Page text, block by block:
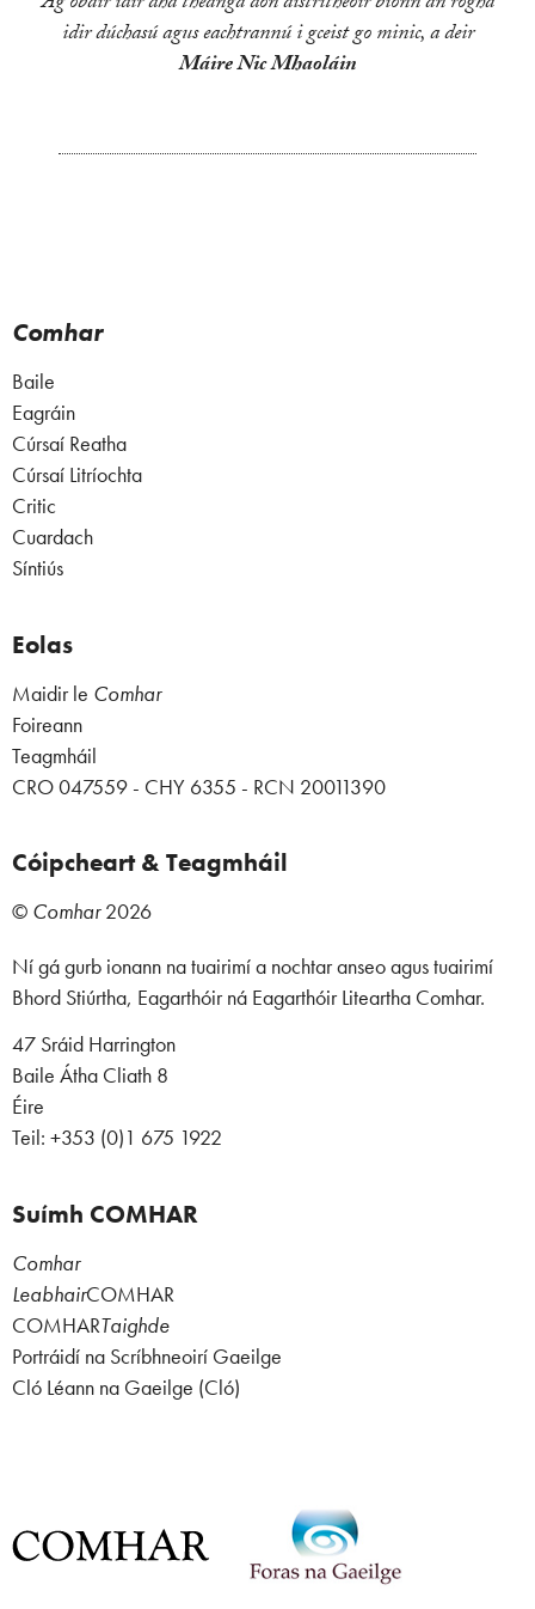
idir dúchasú agus eachtrannú i gceist go minic, a deir
Máire Nic Mhaoláin
Comhar
Baile
Eagráin
Cúrsaí Reatha
Cúrsaí Litríochta
Critic
Cuardach
Síntiús
Eolas
Maidir le Comhar
Foireann
Teagmháil
CRO 047559 - CHY 6355 - RCN 20011390
Cóipcheart & Teagmháil
© Comhar2026
Ní gá gurb ionann na tuairimí a nochtar anseo agus tuairimí
Bhord Stiúrtha, Eagarthóir ná Eagarthóir Liteartha Comhar.
47 Sráid Harrington
Baile Átha Cliath 8
Éire
Teil: +353 (0)1 675 1922
Suímh COMHAR
Comhar
LeabhairCOMHAR
COMHARTaighde
Portráidí na Scríbhneoirí Gaeilge
Cló Léann na Gaeilge (Cló)